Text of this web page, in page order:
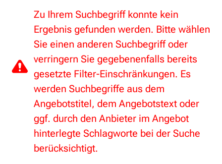
Zu Ihrem Suchbegriff konnte kein
Ergebnis gefunden werden. Bitte wählen
Sie einen anderen Suchbegriff oder
verringern Sie gegebenenfalls bereits
gesetzte Filter-Einschränkungen. Es
werden Suchbegriffe aus dem
Angebotstitel, dem Angebotstext oder
ggf. durch den Anbieter im Angebot
hinterlegte Schlagworte bei der Suche
berücksichtigt.